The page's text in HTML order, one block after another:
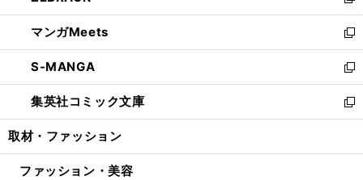
開
く
ウ
で
開
く
ン
ド
ウ
で
開
く
ウ
ィ
ン
ド
ウ
で
開
し
い
ウ
ィ
ン
ド
ウ
開
マンガMeets
新
し
い
ウ
ィ
ン
ウ
S-MANGA
新
し
い
ウ
ン
集英社コミック文庫
新
し
ウ
取材・ファッション
ファッション・美容